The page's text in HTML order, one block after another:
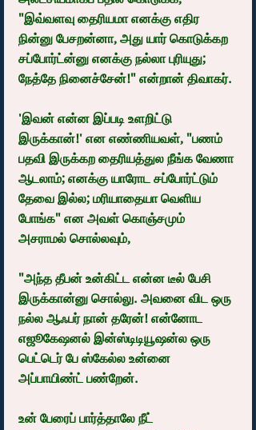
"இவ்வளவு தைரியமா எனக்கு எதிர
நின்னு பேசறன்னா, அது யார் கொடுக்கற
சப்போர்ட்ன்னு எனக்கு நல்லா புரியுது;
நேத்தே நினைச்சேன்!" என்றான் திவாகர்.
'இவன் என்ன இப்படி உளறிட்டு
இருக்கான்!' என எண்ணியவள், "பணம்
பதவி இருக்கற தைரியத்துல நீங்க வேணா
ஆடலாம்; எனக்கு யாரோட சப்போர்ட்டும்
தேவை இல்ல; மரியாதையா வெளிய
போங்க" என அவள் கொஞ்சமும்
அசராமல் சொல்லவும்,
"அந்த தீபன் உன்கிட்ட என்ன டீல் பேசி
இருக்கான்னு சொல்லு. அவனை விட ஒரு
நல்ல ஆஃபர் நான் தரேன்! என்னோட
எஜூகேஷனல் இன்ஸ்டிடியூஷன்ல ஒரு
பெட்டெர் பே ஸ்கேல்ல உன்னை
அப்பாயிண்ட் பண்றேன்.
உன் பேரைப் பார்த்தாலே நீட்